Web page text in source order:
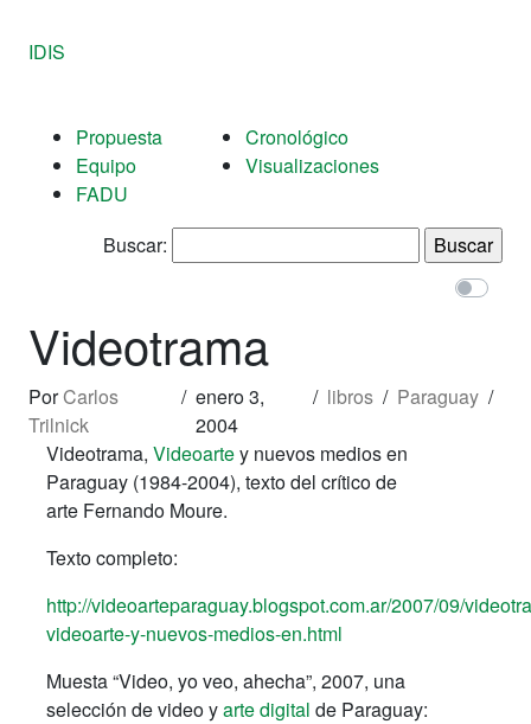
IDIS
Propuesta
Equipo
FADU
Cronológico
Visualizaciones
Buscar:
Videotrama
PorCarlos
Trilnick
/ enero 3,
2004
/ libros / Paraguay /
Videotrama, Videoartey nuevos medios en
Paraguay (1984-2004), texto del crítico de
arte Fernando Moure.
Texto completo:
http://videoarteparaguay.blogspot.com.ar/2007/09/
videoarte-y-nuevos-medios-en.html
Muesta “Video, yo veo, ahecha”, 2007, una
selección de video yarte digital de Paraguay: